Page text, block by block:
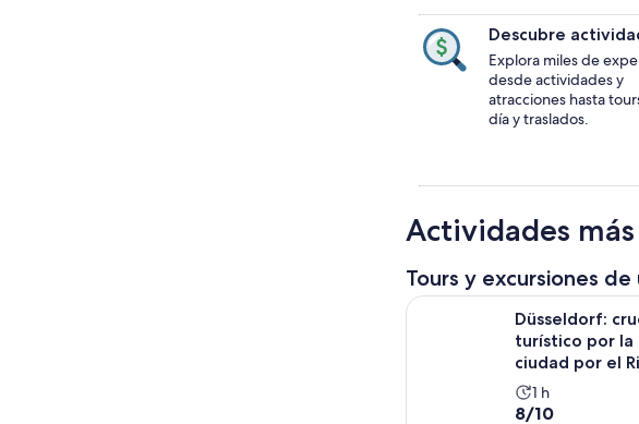
Descubre
Explora miles de
desde actividades y
atracciones hasta
día y traslados.
Actividades
Tours y excursiones de
Düsseldorf:
turístico por la
ciudad por el
La
actividad
1 h
8.0
8/10
Düsseldorf: crucero turístico